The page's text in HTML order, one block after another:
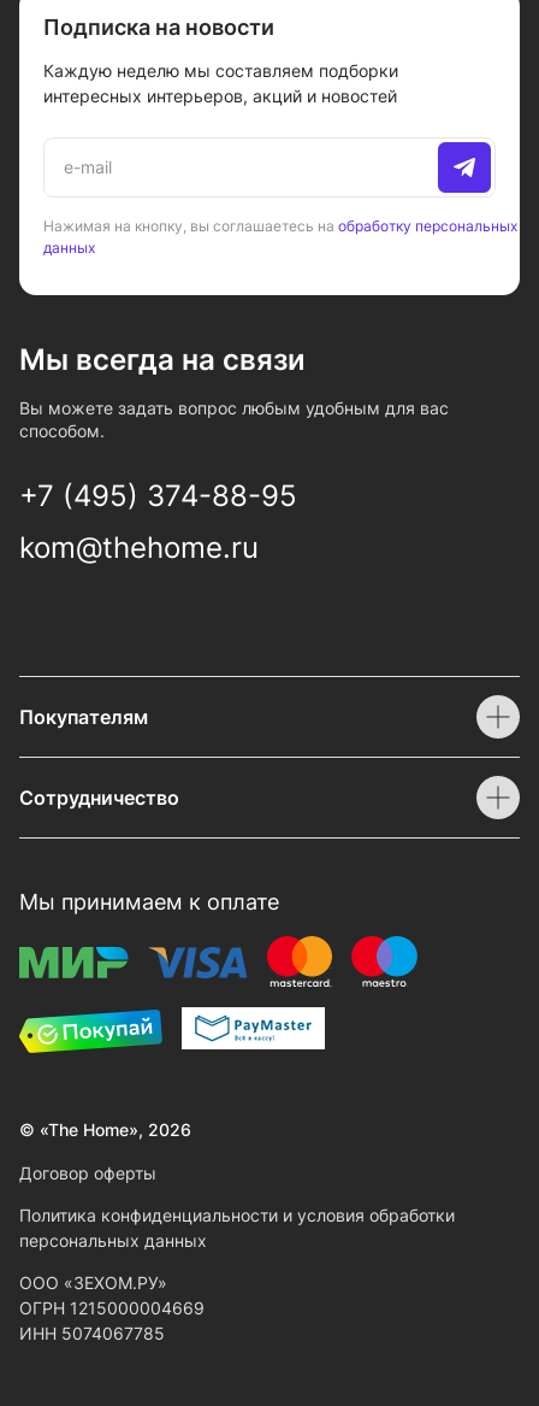
Подписка на новости
Каждую неделю мы составляем подборки
интересных интерьеров, акций и новостей
Нажимая на кнопку, вы соглашаетесь на обработку персональных
данных
Мы всегда на связи
Вы можете задать вопрос любым удобным для вас
способом.
+7 (495) 374-88-95
kom@thehome.ru
Покупателям
Сотрудничество
Мы принимаем к оплате
© «The Home», 2026
Договор оферты
Политика конфиденциальности и условия обработки
персональных данных
ООО «ЗЕХОМ.РУ»
ОГРН 1215000004669
ИНН 5074067785